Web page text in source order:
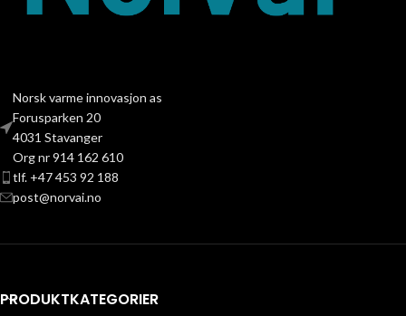
Norsk varme innovasjon as
Forusparken 20
4031 Stavanger
Org nr 914 162 610
tlf. +47 453 92 188
post@norvai.no
PRODUKTKATEGORIER